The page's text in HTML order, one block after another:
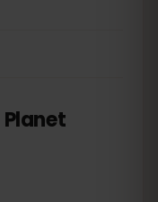
Planet